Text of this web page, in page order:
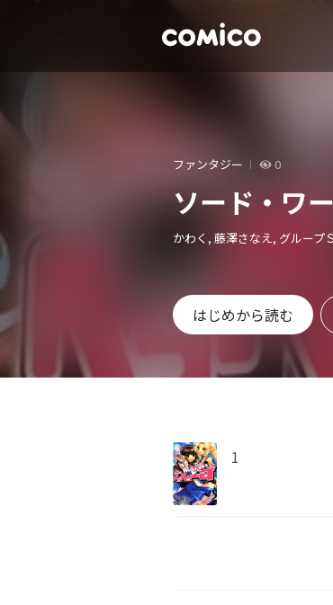
ファンタジー 0
ソード・ワ
かわく, 藤澤さなえ, グループ
はじめから読む
1